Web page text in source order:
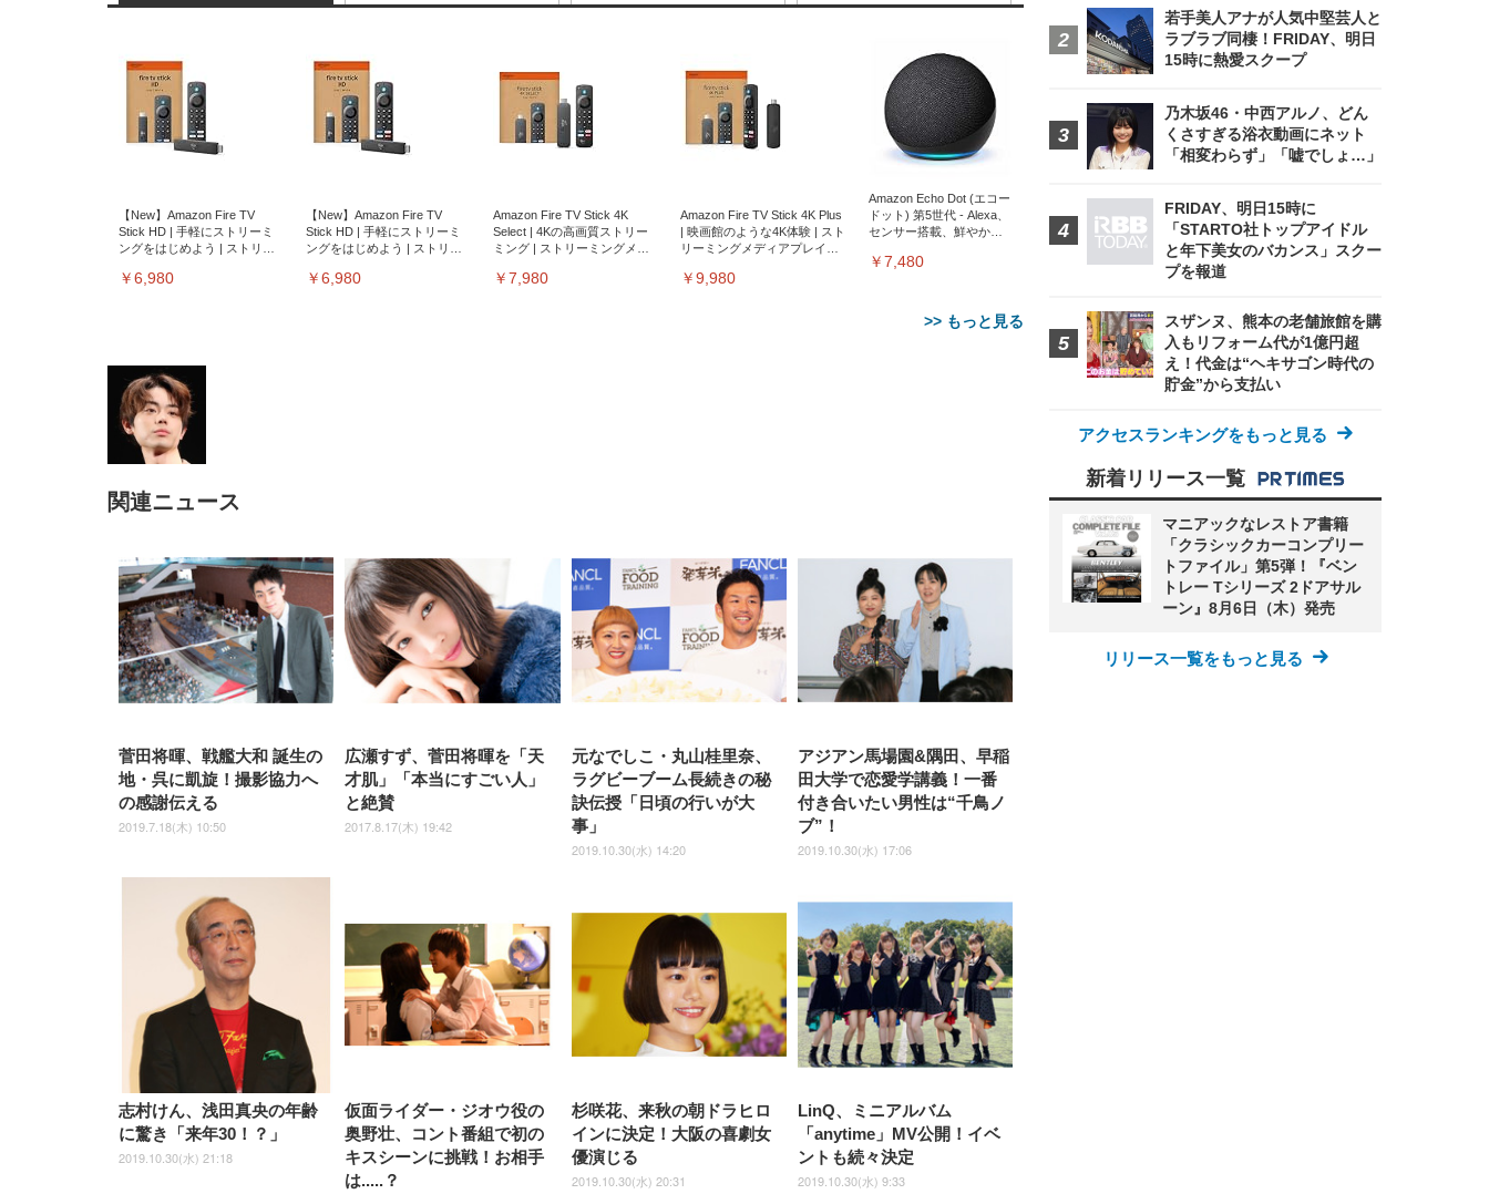
【New】Amazon Fire TV
Stick HD | 手軽にストリーミ
ングをはじめよう | ストリー
￥6,980
【New】Amazon Fire TV
Stick HD | 手軽にストリーミ
ングをはじめよう | ストリー
￥6,980
Amazon Fire TV Stick 4K
Select | 4Kの高画質ストリー
ミング | ストリーミングメデ
￥7,980
Amazon Fire TV Stick 4K Plus
| 映画館のような4K体験 | スト
リーミングメディアプレイヤ
￥9,980
Amazon Echo Dot (エコー
ドット) 第5世代 - Alexa、
センサー搭載、鮮やかな
￥7,480
>> もっと見る
子 テレワーク 疲れない 跳ね
上げ式アームレスト コンパク
ト 約105度ロッキング pc 事務
椅子 360度回転 座面昇降 強化
ナイロン樹脂ベース 通気性メ
ッシュ 在宅ワーク H-
WY01(黒網+黒枠+黒足)
￥5,699
／デスクチェア メッシュチェ
ア 人間工学 疲れない ブラッ
￥27,999
チェア 疲れない テレワーク
チェア 強化バックレスト 30
度ロッキング機能 人間工学 椅
子 腰サポート 90度跳ね上げ
式アームレスト 3Dヘッドレス
ト ハンガー付き 高反発クッシ
ョン PCチェア 通気性メッシ
ュ ゲーミング/勉強/事務用 お
しゃれ パソコンチェア (ブラ
ック)
￥7,680
チェア 疲れない テレワーク
チェア 強化バックレスト 30度
ロッキング機能 人間工学 椅子
腰サポート 90度跳ね上げ式ア
ームレスト 3Dヘッドレスト
ハンガー付き 高反発クッショ
ン PCチェア 通気性メッシュ
ゲーミング/勉強/事務用 おし
ゃれ パソコンチェア (ホワイ
￥7,680
ッシュ 通気性 ランバーサ
ポート付き 腰サポート ガ
ス圧無段階昇降 360度回
転 キャスター付き コンパ
クト 幅52×奥行58.5×高さ
84～96cm テレワーク 在
宅勤務 ブラック
￥4,139
EV3240X-WT | 31.5型4K
UHD・USB Type-C・ホワイ
ト
￥105,595
EV2740X-WT | 27.0型4K
UHD・USB Type-C・ホワイ
￥109,572
ク付き（CFI-ZDM1J）
￥49,979
ニター フル
HD（1920×1080）VA 非光
沢 HDMI/DisplayPort/VGA
スピーカー内蔵 高さ調整 ス
イベル VESA対応
ComfortView ビジネス向け
￥15,800
Gaming Monitor 24” Essential ゲ
ーミングモニター QD 24.5インチ
1ms FHD 量子ドット 残像低減 (3
年保証 | 輝点保証 | 日本メーカー)
￥34,980
ーツ 薄型 レギュラー 1回使い
捨て 無香料 ホワイト 300枚
￥3,373
ーツ 厚型 ワイド 42枚x2袋(84
枚) ホワイト(吸収面:ライトブ
￥3,234
ツ L 中型犬用 26枚入り 単品
ック) 【Amazon.co.jp限定】
Smart Basic アイリスオーヤマ
ペットシーツ 超厚型 お徳用
ワイド 100枚入 (x 1) (ケース
販売)
￥3,670
ュラー 200枚入
【Amazon.co.jp限定】
￥3,731
関連ニュース
菅田将暉、戦艦大和 誕生の
地・呉に凱旋！撮影協力へ
の感謝伝える
2019.7.18(木) 10:50
広瀬すず、菅田将暉を「天
才肌」「本当にすごい人」
と絶賛
2017.8.17(木) 19:42
元なでしこ・丸山桂里奈、
ラグビーブーム長続きの秘
訣伝授「日頃の行いが大
事」
2019.10.30(水) 14:20
アジアン馬場園&隅田、早稲
田大学で恋愛学講義！一番
付き合いたい男性は“千鳥ノ
ブ”！
2019.10.30(水) 17:06
志村けん、浅田真央の年齢
に驚き「来年30！？」
2019.10.30(水) 21:18
仮面ライダー・ジオウ役の
奥野壮、コント番組で初の
キスシーンに挑戦！お相手
は.....？
杉咲花、来秋の朝ドラヒロ
インに決定！大阪の喜劇女
優演じる
2019.10.30(水) 20:31
LinQ、ミニアルバム
「anytime」MV公開！イベ
ントも続々決定
2019.10.30(水) 9:33
若手美人アナが人気中堅芸人と
ラブラブ同棲！FRIDAY、明日
15時に熱愛スクープ
乃木坂46・中西アルノ、どん
くさすぎる浴衣動画にネット
「相変わらず」「嘘でしょ…」
FRIDAY、明日15時に
「STARTO社トップアイドル
と年下美女のバカンス」スクー
プを報道
スザンヌ、熊本の老舗旅館を購
入もリフォーム代が1億円超
え！代金は“ヘキサゴン時代の
貯金”から支払い
アクセスランキングをもっと見る
新着リリース一覧
マニアックなレストア書籍
「クラシックカーコンプリー
トファイル」第5弾！『ベン
トレー Tシリーズ 2ドアサル
ーン』8月6日（木）発売
リリース一覧をもっと見る